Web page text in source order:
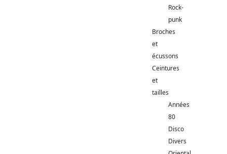
Rock-
punk
Broches
et
écussons
Ceintures
et
tailles
Années
80
Disco
Divers